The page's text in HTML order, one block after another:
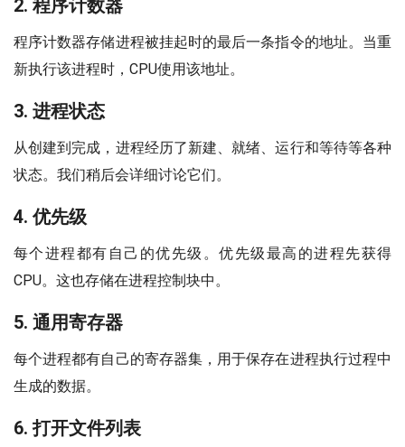
2. 程序计数器
程序计数器存储进程被挂起时的最后一条指令的地址。当重
新执行该进程时，CPU使用该地址。
3. 进程状态
从创建到完成，进程经历了新建、就绪、运行和等待等各种
状态。我们稍后会详细讨论它们。
4. 优先级
每个进程都有自己的优先级。优先级最高的进程先获得
CPU。这也存储在进程控制块中。
5. 通用寄存器
每个进程都有自己的寄存器集，用于保存在进程执行过程中
生成的数据。
6. 打开文件列表